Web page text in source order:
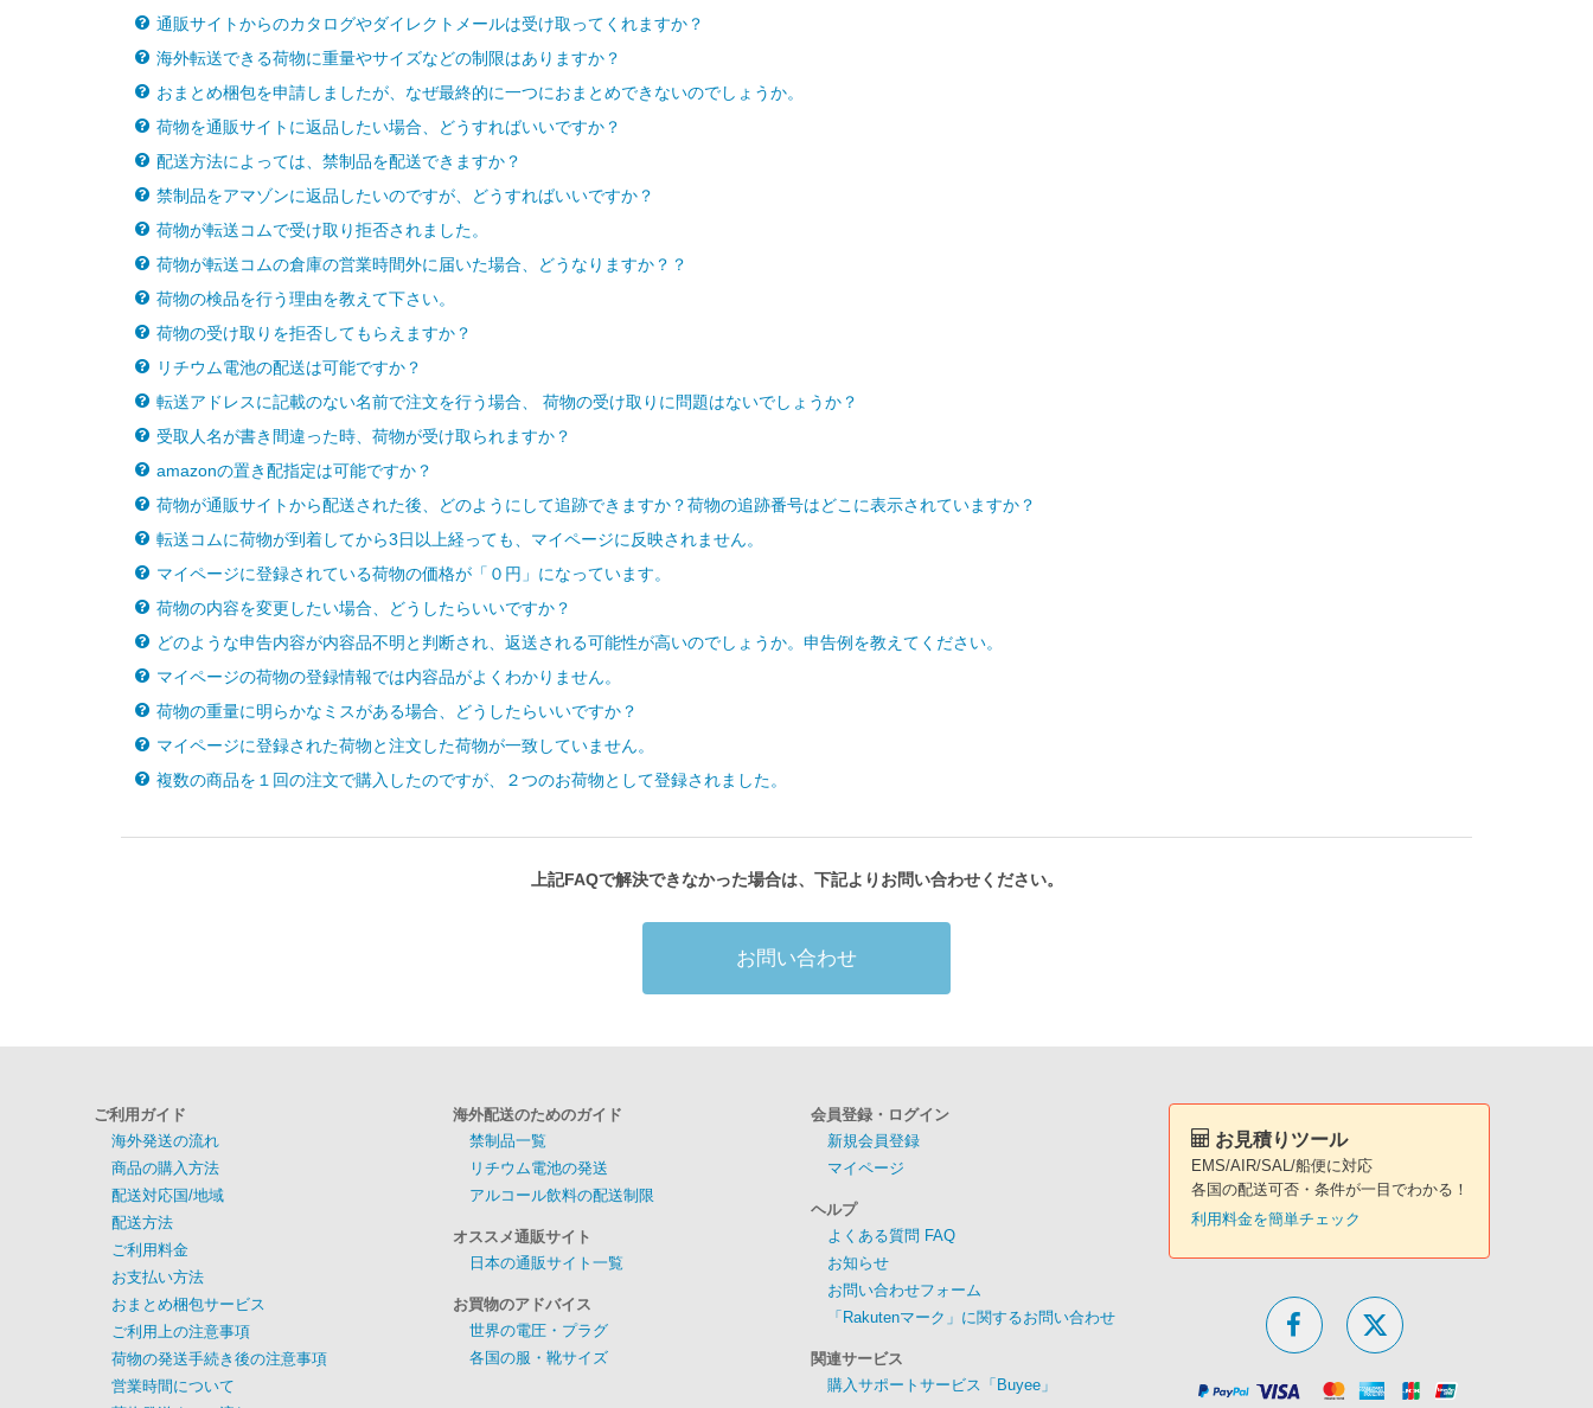
通販サイトからのカタログやダイレクトメールは受け取ってくれますか？
海外転送できる荷物に重量やサイズなどの制限はありますか？
おまとめ梱包を申請しましたが、なぜ最終的に一つにおまとめできないのでしょうか。
荷物を通販サイトに返品したい場合、どうすればいいですか？
配送方法によっては、禁制品を配送できますか？
禁制品をアマゾンに返品したいのですが、どうすればいいですか？
荷物が転送コムで受け取り拒否されました。
荷物が転送コムの倉庫の営業時間外に届いた場合、どうなりますか？？
荷物の検品を行う理由を教えて下さい。
荷物の受け取りを拒否してもらえますか？
リチウム電池の配送は可能ですか？
転送アドレスに記載のない名前で注文を行う場合、 荷物の受け取りに問題はないでしょうか？
受取人名が書き間違った時、荷物が受け取られますか？
amazonの置き配指定は可能ですか？
荷物が通販サイトから配送された後、どのようにして追跡できますか？荷物の追跡番号はどこに表示されていますか？
転送コムに荷物が到着してから3日以上経っても、マイページに反映されません。
マイページに登録されている荷物の価格が「０円」になっています。
荷物の内容を変更したい場合、どうしたらいいですか？
どのような申告内容が内容品不明と判断され、返送される可能性が高いのでしょうか。申告例を教えてください。
マイページの荷物の登録情報では内容品がよくわかりません。
荷物の重量に明らかなミスがある場合、どうしたらいいですか？
マイページに登録された荷物と注文した荷物が一致していません。
複数の商品を１回の注文で購入したのですが、２つのお荷物として登録されました。
上記FAQで解決できなかった場合は、下記よりお問い合わせください。
お問い合わせ
ご利用ガイド
海外発送の流れ
商品の購入方法
配送対応国/地域
配送方法
ご利用料金
お支払い方法
おまとめ梱包サービス
ご利用上の注意事項
荷物の発送手続き後の注意事項
営業時間について
海外配送のためのガイド
禁制品一覧
リチウム電池の発送
アルコール飲料の配送制限
オススメ通販サイト
日本の通販サイト一覧
お買物のアドバイス
世界の電圧・プラグ
各国の服・靴サイズ
会員登録・ログイン
新規会員登録
マイページ
ヘルプ
よくある質問 FAQ
お知らせ
お問い合わせフォーム
「Rakutenマーク」に関するお問い合わせ
関連サービス
購入サポートサービス「Buyee」
お見積りツール
EMS/AIR/SAL/船便に対応
各国の配送可否・条件が一目でわかる！
利用料金を簡単チェック